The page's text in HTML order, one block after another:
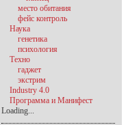
место обитания
фейс контроль
Наука
генетика
психология
Техно
гаджет
экстрим
Industry 4.0
Программа и Манифест
Loading...